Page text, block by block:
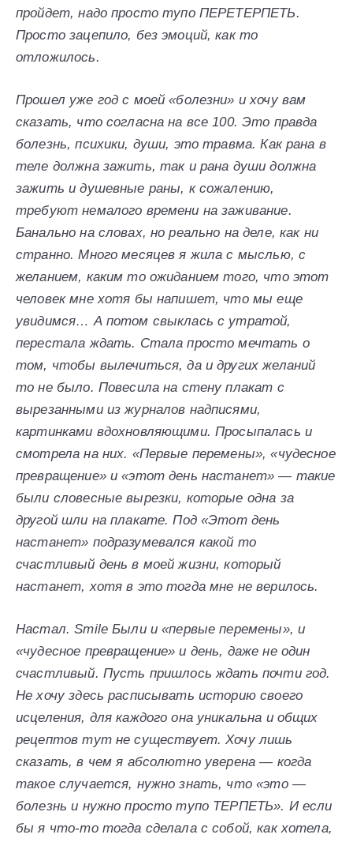
пройдет, надо просто тупо ПЕРЕТЕРПЕТЬ.
Просто зацепило, без эмоций, как то
отложилось.
Прошел уже год с моей «болезни» и хочу вам
сказать, что согласна на все 100. Это правда
болезнь, психики, души, это травма. Как рана в
теле должна зажить, так и рана души должна
зажить и душевные раны, к сожалению,
требуют немалого времени на заживание.
Банально на словах, но реально на деле, как ни
странно. Много месяцев я жила с мыслью, с
желанием, каким то ожиданием того, что этот
человек мне хотя бы напишет, что мы еще
увидимся… А потом свыклась с утратой,
перестала ждать. Стала просто мечтать о
том, чтобы вылечиться, да и других желаний
то не было. Повесила на стену плакат с
вырезанными из журналов надписями,
картинками вдохновляющими. Просыпалась и
смотрела на них. «Первые перемены», «чудесное
превращение» и «этот день настанет» — такие
были словесные вырезки, которые одна за
другой шли на плакате. Под «Этот день
настанет» подразумевался какой то
счастливый день в моей жизни, который
настанет, хотя в это тогда мне не верилось.
Настал. Smile Были и «первые перемены», и
«чудесное превращение» и день, даже не один
счастливый. Пусть пришлось ждать почти год.
Не хочу здесь расписывать историю своего
исцеления, для каждого она уникальна и общих
рецептов тут не существует. Хочу лишь
сказать, в чем я абсолютно уверена — когда
такое случается, нужно знать, что «это —
болезнь и нужно просто тупо ТЕРПЕТЬ». И если
бы я что-то тогда сделала с собой, как хотела,